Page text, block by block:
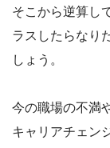
そこから逆算し
ラスしたらなり
しょう。
今の職場の不満
キャリアチェン